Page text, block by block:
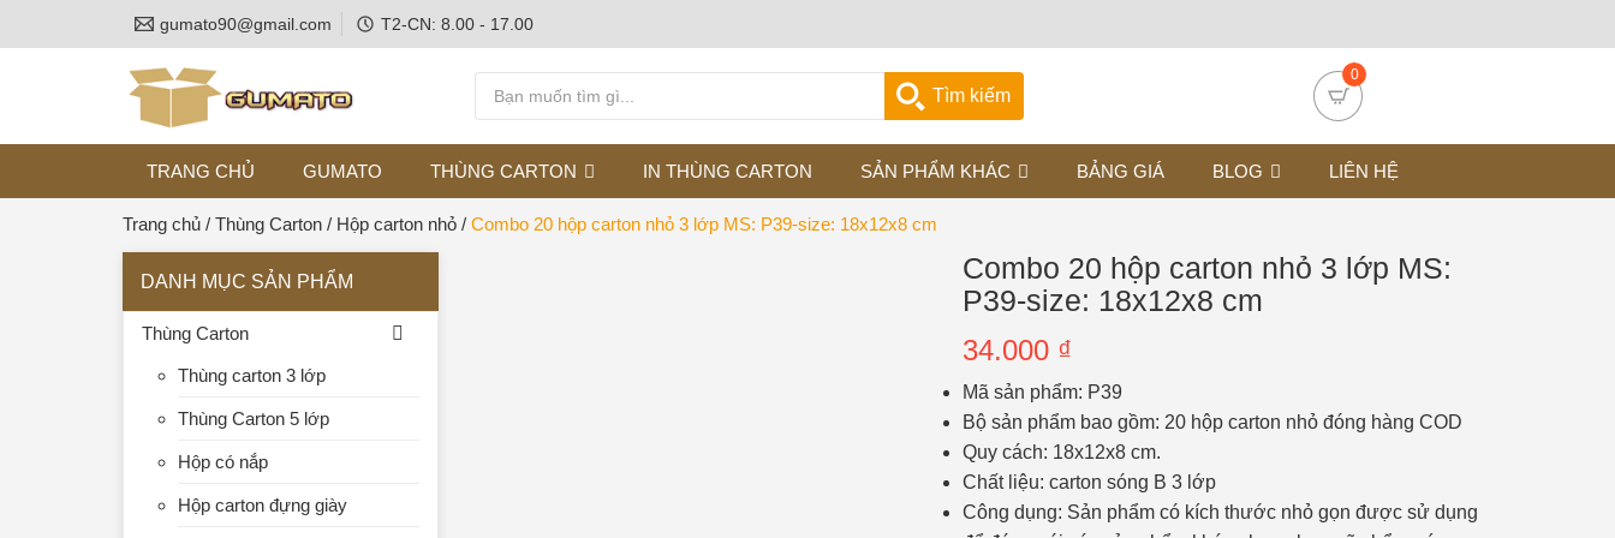
gumato90@gmail.com T2-CN: 8.00 - 17.00
Tìm kiếm
0
TRANG CHỦ GUMATO THÙNG CARTON IN THÙNG CARTON SẢN PHẨM KHÁC BẢNG GIÁ BLOG LIÊN HỆ
Trang chủ / Thùng Carton / Hộp carton nhỏ / Combo 20 hộp carton nhỏ 3 lớp MS: P39-size: 18x12x8 cm
DANH MỤC SẢN PHẨM
Thùng Carton
Thùng carton 3 lớp
Thùng Carton 5 lớp
Hộp có nắp
Hộp carton đựng giày
Combo 20 hộp carton nhỏ 3 lớp MS:
P39-size: 18x12x8 cm
34.000 ₫
Mã sản phẩm: P39
Bộ sản phẩm bao gồm: 20 hộp carton nhỏ đóng hàng COD
Quy cách: 18x12x8 cm.
Chất liệu: carton sóng B 3 lớp
Công dụng: Sản phẩm có kích thước nhỏ gọn được sử dụng